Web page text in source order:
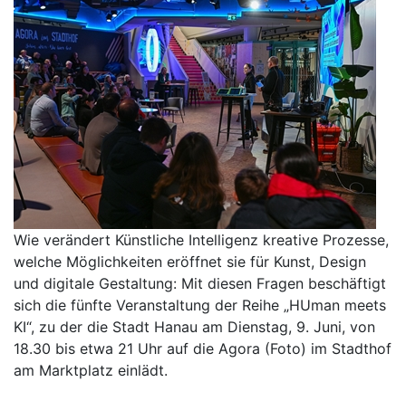
Wie verändert Künstliche Intelligenz kreative Prozesse,
welche Möglichkeiten eröffnet sie für Kunst, Design
und digitale Gestaltung: Mit diesen Fragen beschäftigt
sich die fünfte Veranstaltung der Reihe „HUman meets
KI“, zu der die Stadt Hanau am Dienstag, 9. Juni, von
18.30 bis etwa 21 Uhr auf die Agora (Foto) im Stadthof
am Marktplatz einlädt.